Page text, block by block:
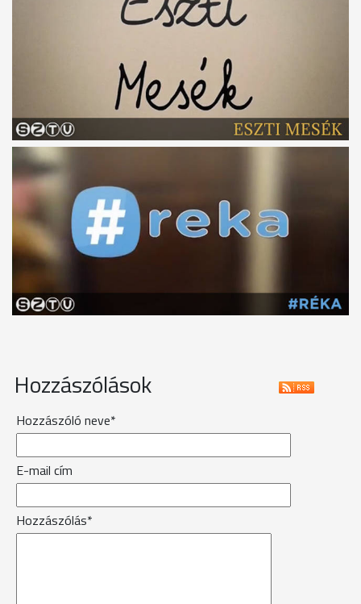
Hozzászólások
Hozzászóló neve*
E-mail cím
Hozzászólás*